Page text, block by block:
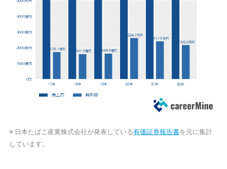
※ 日本たばこ産業株式会社が発表している有価証券報告書を元に集計
しています。